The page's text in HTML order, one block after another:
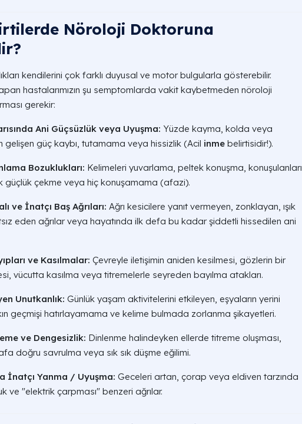
Nöroloji Doktoruna
kendilerini çok farklı duyusal ve motor bulgularla gösterebilir.
hastalarımızın şu semptomlarda vakit kaybetmeden nöroloji
gerekir:
Ani Güçsüzlük veya Uyuşma: Yüzde kayma, kolda veya
güç kaybı, tutamama veya hissizlik (Acil inme belirtisidir!).
Bozuklukları: Kelimeleri yuvarlama, peltek konuşma, konuşulanları
güçlük çekme veya hiç konuşamama (afazi).
ve İnatçı Baş Ağrıları: Ağrı kesicilere yanıt vermeyen, zonklayan, ışık
eden ağrılar veya hayatında ilk defa bu kadar şiddetli hissedilen ani
ve Kasılmalar: Çevreyle iletişimin aniden kesilmesi, gözlerin bir
vücutta kasılma veya titremelerle seyreden bayılma atakları.
Unutkanlık: Günlük yaşam aktivitelerini etkileyen, eşyaların yerini
geçmişi hatırlayamama ve kelime bulmada zorlanma şikayetleri.
ve Dengesizlik: Dinlenme halindeyken ellerde titreme oluşması,
doğru savrulma veya sık sık düşme eğilimi.
İnatçı Yanma / Uyuşma: Geceleri artan, çorap veya eldiven tarzında
ve "elektrik çarpması" benzeri ağrılar.